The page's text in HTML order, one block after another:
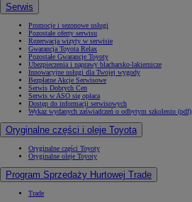
Serwis
Promocje i sezonowe usługi
Pozostałe oferty serwisu
Rezerwacja wizyty w serwisie
Gwarancja Toyota Relax
Pozostałe Gwarancje Toyoty
Ubezpieczenia i naprawy blacharsko-lakiernicze
Innowacyjne usługi dla Twojej wygody
Bezpłatne Akcje Serwisowe
Serwis Dobrych Cen
Serwis w ASO się opłaca
Dostęp do informacji serwisowych
Wykaz wydanych zaświadczeń o odbytym szkoleniu (pdf)
Oryginalne części i oleje Toyota
Oryginalne części Toyoty
Oryginalne oleje Toyoty
Program Sprzedaży Hurtowej Trade
Trade